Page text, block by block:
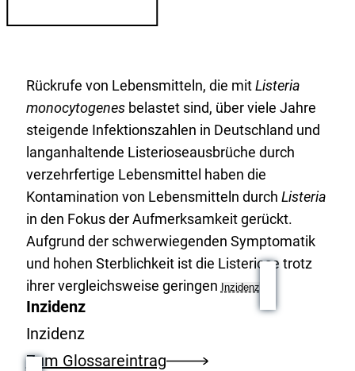
Rückrufe von Lebensmitteln, die mitListeria
monocytogenesbelastet sind, über viele Jahre
steigende Infektionszahlen in Deutschland und
langanhaltende Listerioseausbrüche durch
verzehrfertige Lebensmittel haben die
Kontamination von Lebensmitteln durch Listeria
in den Fokus der Aufmerksamkeit gerückt.
Aufgrund der schwerwiegenden Symptomatik
und hohen Sterblichkeit ist die Listeriose trotz
ihrer vergleichsweise geringen Inzidenz
Inzidenz
Inzidenz
Zum Glossareintrag